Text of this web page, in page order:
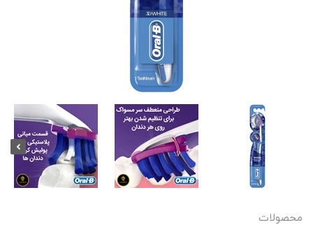
محصولات